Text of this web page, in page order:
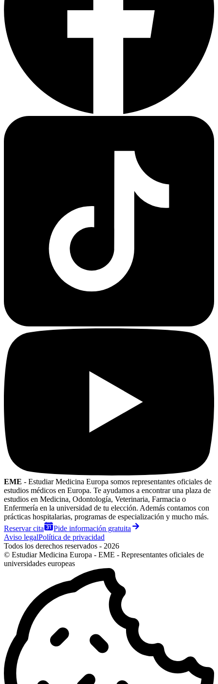
EME - Estudiar Medicina Europa somos representantes oficiales de
estudios médicos en Europa. Te ayudamos a encontrar una plaza de
estudios en Medicina, Odontología, Veterinaria, Farmacia o
Enfermería en la universidad de tu elección. Además contamos con
prácticas hospitalarias, programas de especialización y mucho más.
Reservar cita
Pide información gratuita
Aviso legalPolítica de privacidad
Todos los derechos reservados - 2026
© Estudiar Medicina Europa - EME - Representantes oficiales de
universidades europeas